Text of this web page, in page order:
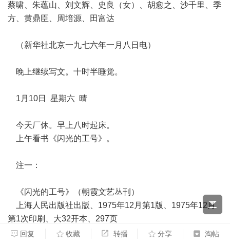
蔡啸、朱蕴山、刘文辉、史良（女）、胡愈之、沙千里、季
方、黄鼎臣、周培源、田富达
（新华社北京一九七六年一月八日电）
晚上继续写文。十时半睡觉。
1月10日 星期六 晴
今天厂休。早上八时起床。
上午看书《闪光的工号》。
注一：
《闪光的工号》（朝霞文艺丛刊）
上海人民出版社出版、1975年12月第1版、1975年12月
第1次印刷、大32开本、297页
回复 收藏 转播 分享 淘帖